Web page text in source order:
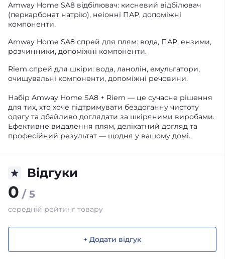
Amway Home SA8 відбілювач: кисневий відбілювач
(перкарбонат натрію), неіонні ПАР, допоміжні
компоненти.
Amway Home SA8 спрей для плям: вода, ПАР, ензими,
розчинники, допоміжні компоненти.
Riem спрей для шкіри: вода, ланолін, емульгатори,
очищувальні компоненти, допоміжні речовини.
Набір Amway Home SA8 + Riem — це сучасне рішення
для тих, хто хоче підтримувати бездоганну чистоту
одягу та дбайливо доглядати за шкіряними виробами.
Ефективне видалення плям, делікатний догляд та
професійний результат — щодня у вашому домі.
Відгуки
0 / 5
середній рейтинг товару
+ Додати відгук